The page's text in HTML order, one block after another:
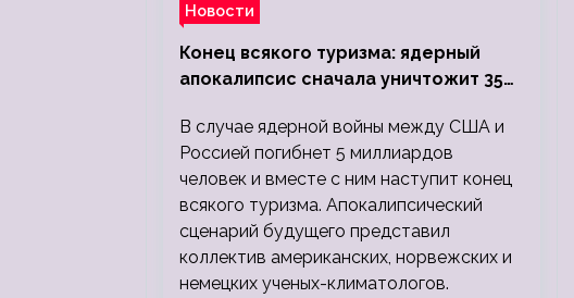
Новости
Конец всякого туризма: ядерный
апокалипсис сначала уничтожит 350
людей
В случае ядерной войны между США и
Россией погибнет 5 миллиардов
человек и вместе с ним наступит конец
всякого туризма. Апокалипсический
сценарий будущего представил
коллектив американских, норвежских и
немецких ученых-климатологов.